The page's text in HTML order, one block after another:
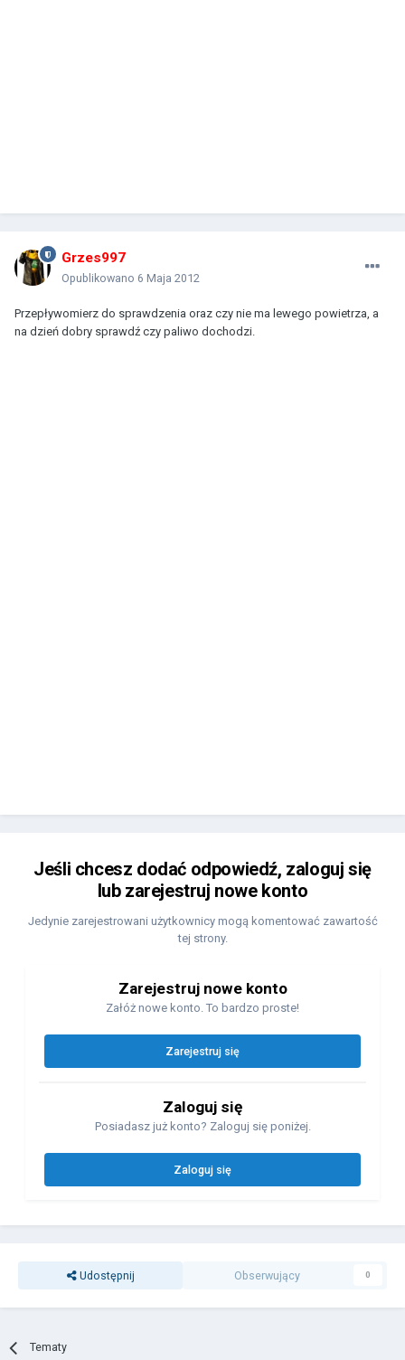
Grzes997
Opublikowano 6 Maja 2012
Przepływomierz do sprawdzenia oraz czy nie ma lewego powietrza, a
na dzień dobry sprawdź czy paliwo dochodzi.
Jeśli chcesz dodać odpowiedź, zaloguj się
lub zarejestruj nowe konto
Jedynie zarejestrowani użytkownicy mogą komentować zawartość
tej strony.
Zarejestruj nowe konto
Załóż nowe konto. To bardzo proste!
Zarejestruj się
Zaloguj się
Posiadasz już konto? Zaloguj się poniżej.
Zaloguj się
Udostępnij Obserwujący 0
Tematy